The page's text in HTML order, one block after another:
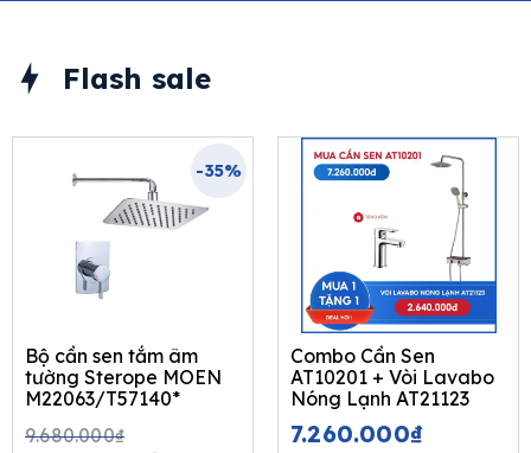
Flash sale
-35%
Bộ cần sen tắm âm
tường Sterope MOEN
M22063/T57140*
9.680.000₫Original
Combo Cần Sen
AT10201 + Vòi Lavabo
Nóng Lạnh AT21123
7.260.000₫